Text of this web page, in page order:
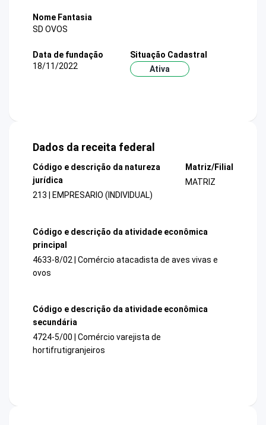
Nome Fantasia
SD OVOS
Data de fundação
18/11/2022
Situação Cadastral
Ativa
Dados da receita federal
Código e descrição da natureza
jurídica
213 | EMPRESARIO (INDIVIDUAL)
Matriz/Filial
MATRIZ
Código e descrição da atividade econômica
principal
4633-8/02 | Comércio atacadista de aves vivas e
ovos
Código e descrição da atividade econômica
secundária
4724-5/00 | Comércio varejista de
hortifrutigranjeiros